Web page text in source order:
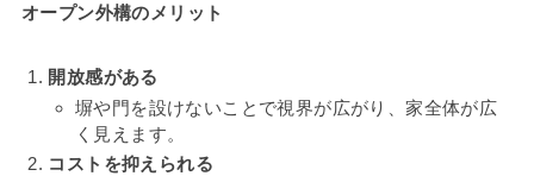
オープン外構のメリット
開放感がある
塀や門を設けないことで視界が広がり、家全体が広
く見えます。
コストを抑えられる